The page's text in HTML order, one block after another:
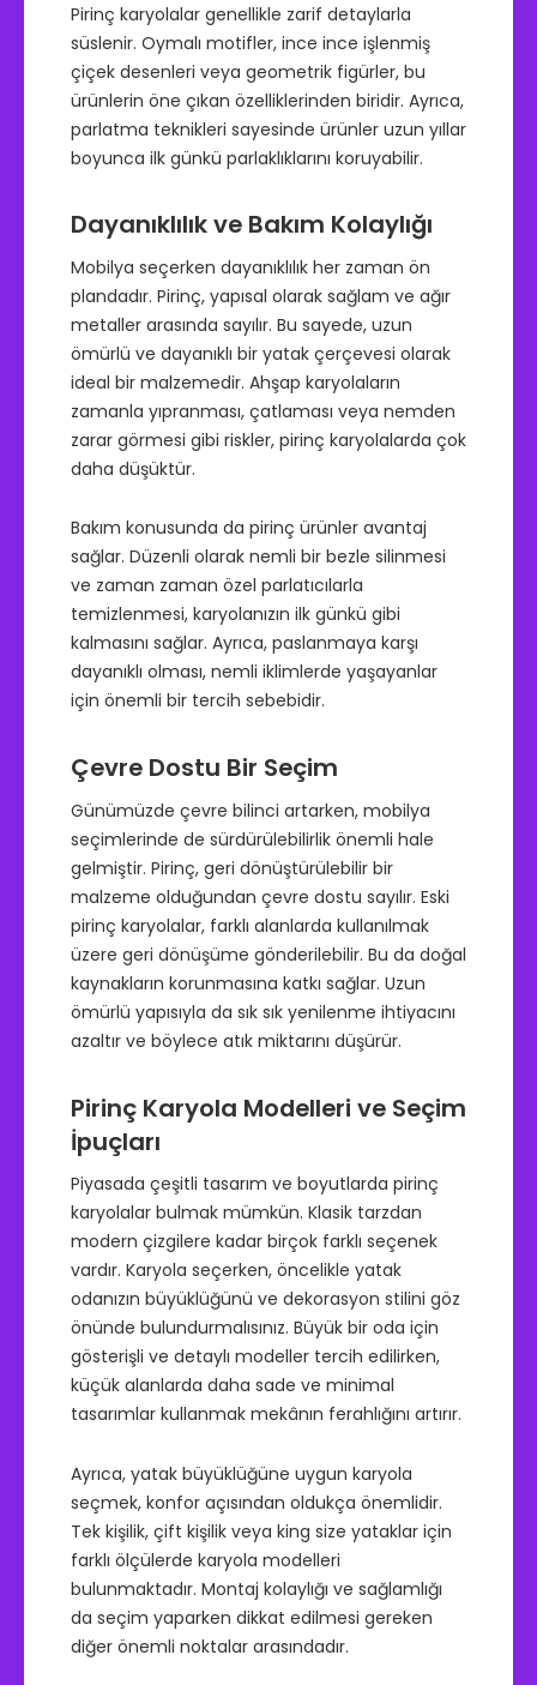
Pirinç karyolalar genellikle zarif detaylarla
süslenir. Oymalı motifler, ince ince işlenmiş
çiçek desenleri veya geometrik figürler, bu
ürünlerin öne çıkan özelliklerinden biridir. Ayrıca,
parlatma teknikleri sayesinde ürünler uzun yıllar
boyunca ilk günkü parlaklıklarını koruyabilir.
Dayanıklılık ve Bakım Kolaylığı
Mobilya seçerken dayanıklılık her zaman ön
plandadır. Pirinç, yapısal olarak sağlam ve ağır
metaller arasında sayılır. Bu sayede, uzun
ömürlü ve dayanıklı bir yatak çerçevesi olarak
ideal bir malzemedir. Ahşap karyolaların
zamanla yıpranması, çatlaması veya nemden
zarar görmesi gibi riskler, pirinç karyolalarda çok
daha düşüktür.
Bakım konusunda da pirinç ürünler avantaj
sağlar. Düzenli olarak nemli bir bezle silinmesi
ve zaman zaman özel parlatıcılarla
temizlenmesi, karyolanızın ilk günkü gibi
kalmasını sağlar. Ayrıca, paslanmaya karşı
dayanıklı olması, nemli iklimlerde yaşayanlar
için önemli bir tercih sebebidir.
Çevre Dostu Bir Seçim
Günümüzde çevre bilinci artarken, mobilya
seçimlerinde de sürdürülebilirlik önemli hale
gelmiştir. Pirinç, geri dönüştürülebilir bir
malzeme olduğundan çevre dostu sayılır. Eski
pirinç karyolalar, farklı alanlarda kullanılmak
üzere geri dönüşüme gönderilebilir. Bu da doğal
kaynakların korunmasına katkı sağlar. Uzun
ömürlü yapısıyla da sık sık yenilenme ihtiyacını
azaltır ve böylece atık miktarını düşürür.
Pirinç Karyola Modelleri ve Seçim
İpuçları
Piyasada çeşitli tasarım ve boyutlarda pirinç
karyolalar bulmak mümkün. Klasik tarzdan
modern çizgilere kadar birçok farklı seçenek
vardır. Karyola seçerken, öncelikle yatak
odanızın büyüklüğünü ve dekorasyon stilini göz
önünde bulundurmalısınız. Büyük bir oda için
gösterişli ve detaylı modeller tercih edilirken,
küçük alanlarda daha sade ve minimal
tasarımlar kullanmak mekânın ferahlığını artırır.
Ayrıca, yatak büyüklüğüne uygun karyola
seçmek, konfor açısından oldukça önemlidir.
Tek kişilik, çift kişilik veya king size yataklar için
farklı ölçülerde karyola modelleri
bulunmaktadır. Montaj kolaylığı ve sağlamlığı
da seçim yaparken dikkat edilmesi gereken
diğer önemli noktalar arasındadır.